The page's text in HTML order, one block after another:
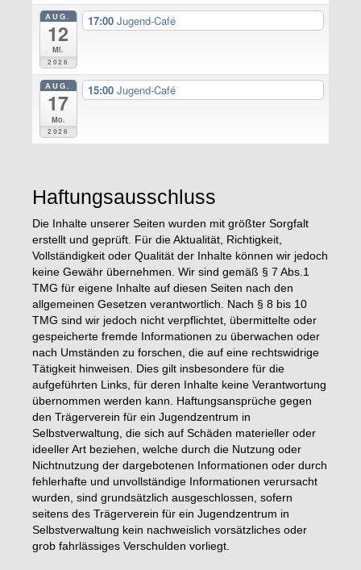
AUG.
12
Mi.
2026
17:00 Jugend-Café
AUG.
17
Mo.
2026
15:00 Jugend-Café
Haftungsausschluss
Die Inhalte unserer Seiten wurden mit größter Sorgfalt
erstellt und geprüft. Für die Aktualität, Richtigkeit,
Vollständigkeit oder Qualität der Inhalte können wir jedoch
keine Gewähr übernehmen. Wir sind gemäß § 7 Abs.1
TMG für eigene Inhalte auf diesen Seiten nach den
allgemeinen Gesetzen verantwortlich. Nach § 8 bis 10
TMG sind wir jedoch nicht verpflichtet, übermittelte oder
gespeicherte fremde Informationen zu überwachen oder
nach Umständen zu forschen, die auf eine rechtswidrige
Tätigkeit hinweisen. Dies gilt insbesondere für die
aufgeführten Links, für deren Inhalte keine Verantwortung
übernommen werden kann. Haftungsansprüche gegen
den Trägerverein für ein Jugendzentrum in
Selbstverwaltung, die sich auf Schäden materieller oder
ideeller Art beziehen, welche durch die Nutzung oder
Nichtnutzung der dargebotenen Informationen oder durch
fehlerhafte und unvollständige Informationen verursacht
wurden, sind grundsätzlich ausgeschlossen, sofern
seitens des Trägerverein für ein Jugendzentrum in
Selbstverwaltung kein nachweislich vorsätzliches oder
grob fahrlässiges Verschulden vorliegt.